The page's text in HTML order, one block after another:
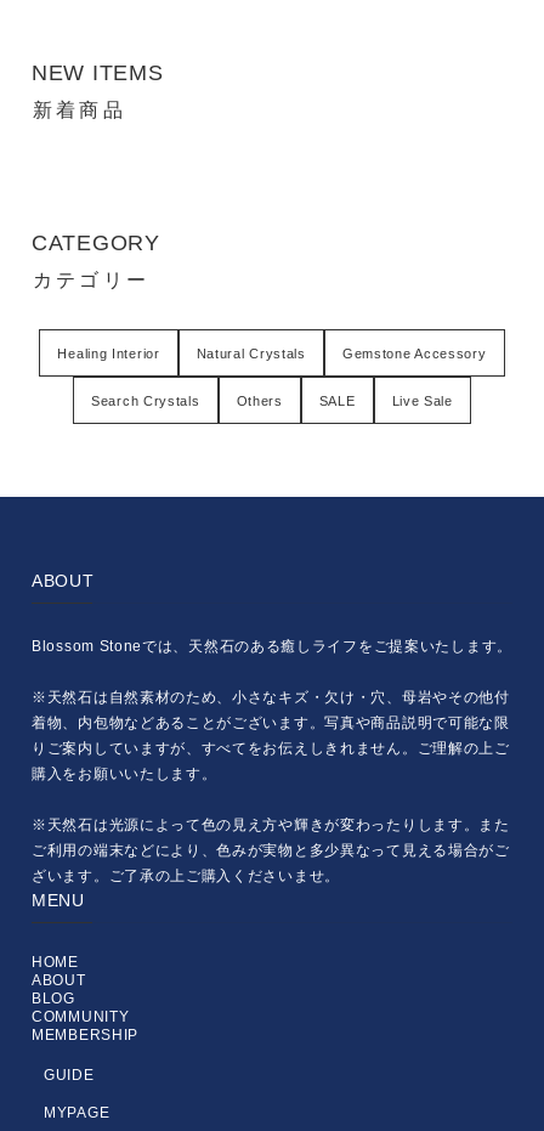
NEW ITEMS
新着商品
CATEGORY
カテゴリー
Healing Interior Natural Crystals Gemstone Accessory
Search Crystals Others SALE Live Sale
ABOUT
Blossom Stoneでは、天然石のある癒しライフをご提案いたします。
※天然石は自然素材のため、小さなキズ・欠け・穴、母岩やその他付
着物、内包物などあることがございます。写真や商品説明で可能な限
りご案内していますが、すべてをお伝えしきれません。ご理解の上ご
購入をお願いいたします。
※天然石は光源によって色の見え方や輝きが変わったりします。また
ご利用の端末などにより、色みが実物と多少異なって見える場合がご
ざいます。ご了承の上ご購入くださいませ。
MENU
HOME
ABOUT
BLOG
COMMUNITY
MEMBERSHIP
GUIDE
MYPAGE